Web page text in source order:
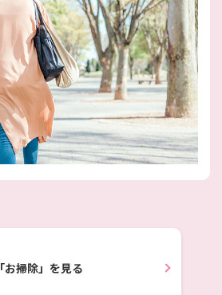
「お掃除」を見る